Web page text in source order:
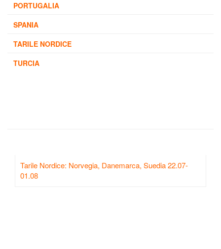
PORTUGALIA
SPANIA
TARILE NORDICE
TURCIA
Tarile Nordice: Norvegia, Danemarca, Suedia 22.07-
01.08